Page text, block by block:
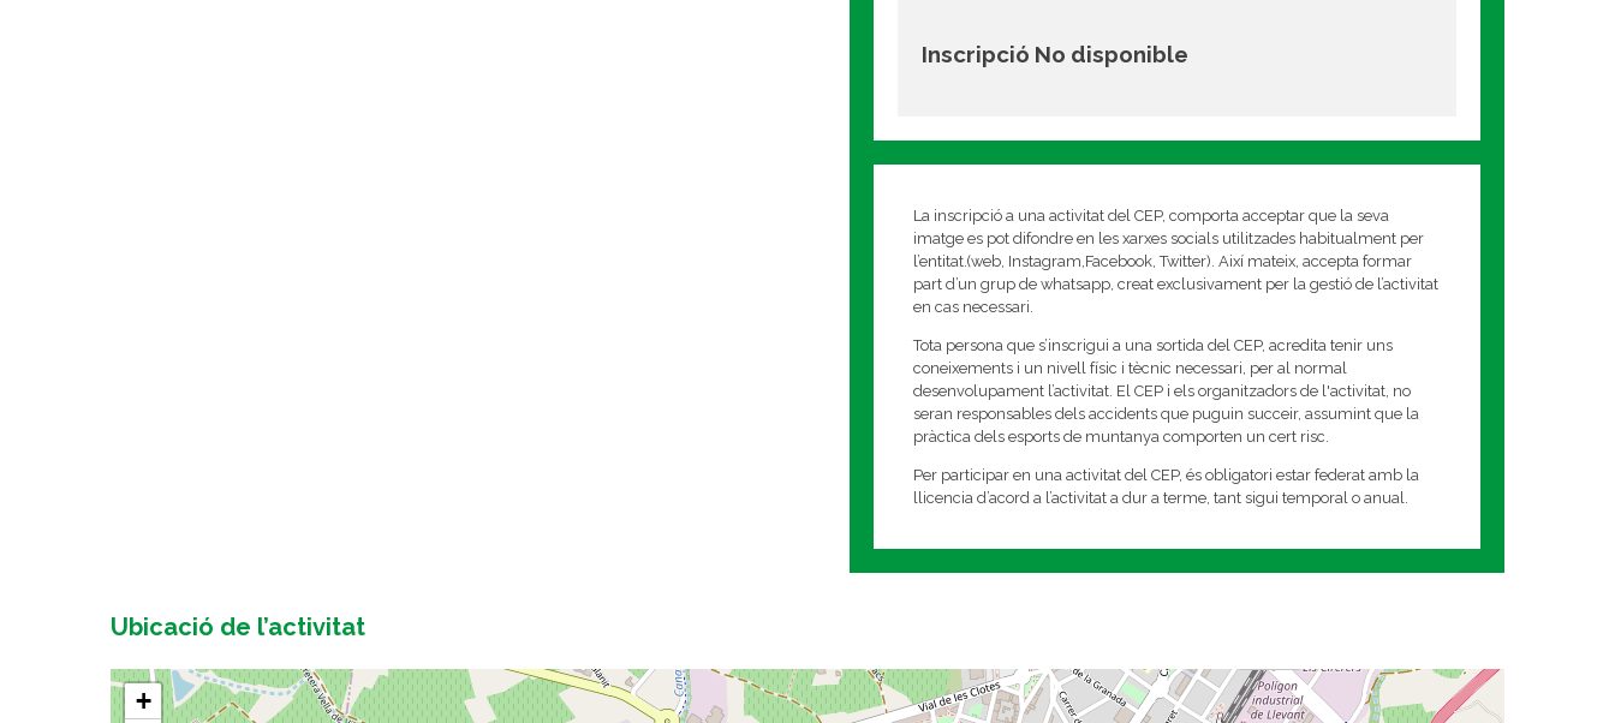
Inscripció No disponible
La inscripció a una activitat del CEP, comporta acceptar que la seva
imatge es pot difondre en les xarxes socials utilitzades habitualment per
l’entitat.(web, Instagram,Facebook, Twitter). Així mateix, accepta formar
part d’un grup de whatsapp, creat exclusivament per la gestió de l’activitat
en cas necessari.
Tota persona que s’inscrigui a una sortida del CEP, acredita tenir uns
coneixements i un nivell físic i tècnic necessari, per al normal
desenvolupament l’activitat. El CEP i els organitzadors de l'activitat, no
seran responsables dels accidents que puguin succeir, assumint que la
pràctica dels esports de muntanya comporten un cert risc.
Per participar en una activitat del CEP, és obligatori estar federat amb la
llicencia d’acord a l’activitat a dur a terme, tant sigui temporal o anual.
Ubicació de l’activitat
+